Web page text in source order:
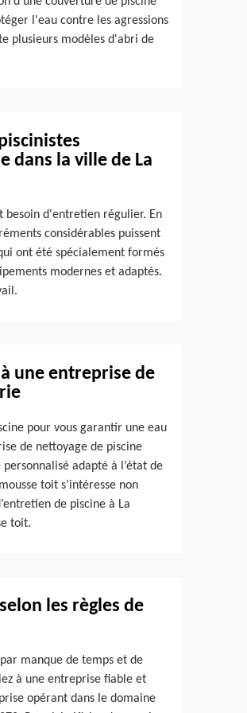
l'eau contre les agressions
plusieurs modèles d'abri de
dans la ville de La
besoin d'entretien régulier. En
considérables puissent
ont été spécialement formés
modernes et adaptés.
une entreprise de
pour vous garantir une eau
de nettoyage de piscine
adapté à l’état de
toit s’intéresse non
de piscine à La
toit.
les règles de
manque de temps et de
à une entreprise fiable et
opérant dans le domaine